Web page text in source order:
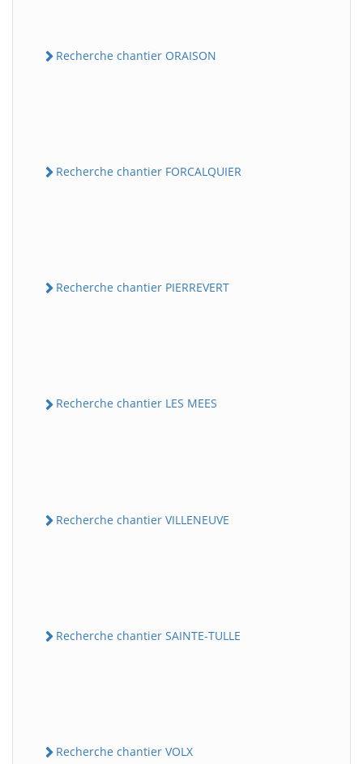
Recherche chantier ORAISON
Recherche chantier FORCALQUIER
Recherche chantier PIERREVERT
Recherche chantier LES MEES
Recherche chantier VILLENEUVE
Recherche chantier SAINTE-TULLE
Recherche chantier VOLX